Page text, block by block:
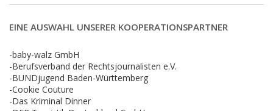
EINE AUSWAHL UNSERER KOOPERATIONSPARTNER
-baby-walz GmbH
-Berufsverband der Rechtsjournalisten e.V.
-BUNDjugend Baden-Württemberg
-Cookie Couture
-Das Kriminal Dinner